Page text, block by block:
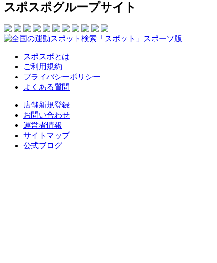
スポスポグループサイト
スポスポとは
ご利用規約
プライバシーポリシー
よくある質問
店舗新規登録
お問い合わせ
運営者情報
サイトマップ
公式ブログ